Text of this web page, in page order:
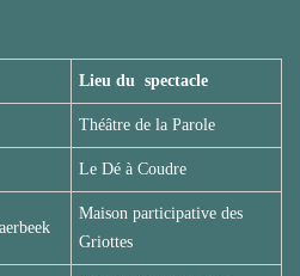
Lieu du spectacle
Théâtre de la Parole
Le Dé à Coudre
Maison participative des
Griottes